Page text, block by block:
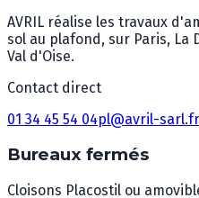
AVRIL réalise les travaux
sol au plafond, sur Paris, La
Val d'Oise.
Contact direct
01 34 45 54 04pl@avril-sarl.fr
Bureaux fermés
Cloisons Placostil ou